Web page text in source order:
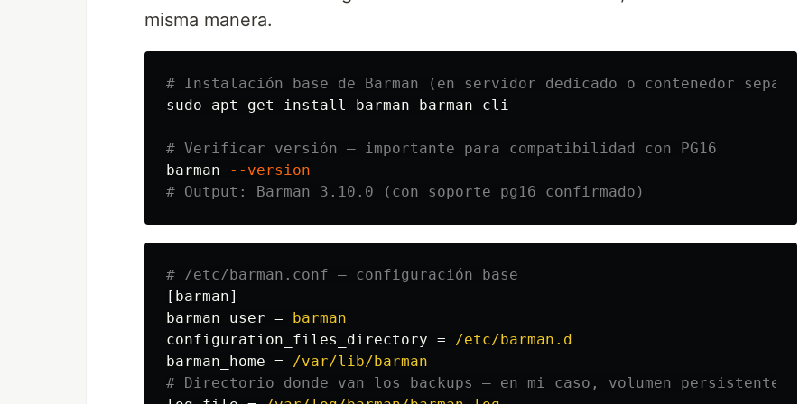
misma manera.
# Instalación base de Barman (en servidor dedicado o contenedor
sudo apt-get install barman barman-cli
# Verificar versión — importante para compatibilidad con PG16
barman
--version
# Output: Barman 3.10.0 (con soporte pg16 confirmado)
[barman]
barman_user =
barman
configuration_files_directory =
/etc/barman.d
barman_home = /var/lib/barman